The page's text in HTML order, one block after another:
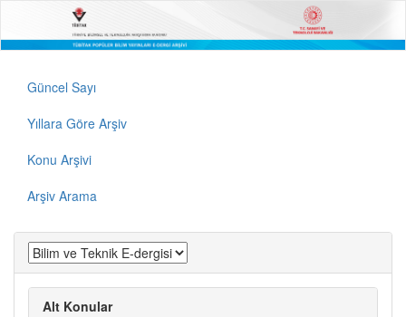
Güncel Sayı
Yıllara Göre Arşiv
Konu Arşivi
Arşiv Arama
Alt Konular